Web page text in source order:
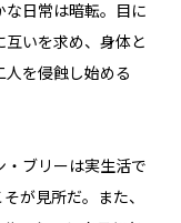
日常は暗転。目に
互いを求め、身体と
を侵蝕し始める
・ブリーは実生活で
が見所だ。また、